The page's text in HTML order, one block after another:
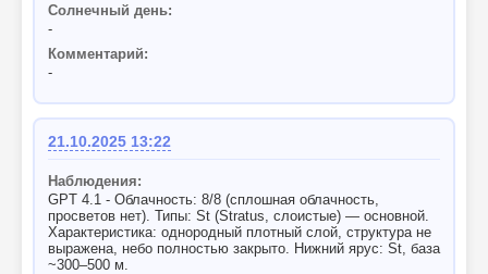
Солнечный день:
-
Комментарий:
-
21.10.2025 13:22
Наблюдения:
GPT 4.1 - Облачность: 8/8 (сплошная облачность,
просветов нет). Типы: St (Stratus, слоистые) — основной.
Характеристика: однородный плотный слой, структура не
выражена, небо полностью закрыто. Нижний ярус: St, база
~300–500 м.